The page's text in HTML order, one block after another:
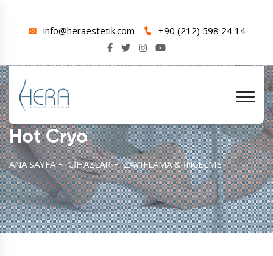
info@heraestetik.com +90 (212) 598 24 14
Hot Cryo
ANA SAYFA CİHAZLAR ZAYIFLAMA & İNCELME